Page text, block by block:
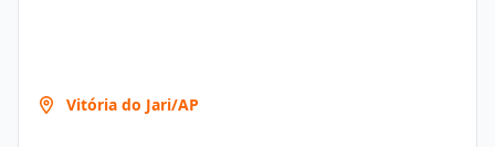
Vitória do Jari/AP